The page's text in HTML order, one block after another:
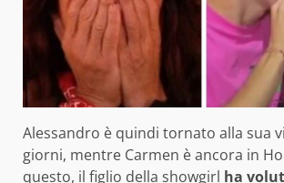
Alessandro è quindi tornato alla sua
giorni, mentre Carmen è ancora in
questo, il figlio della showgirl ha